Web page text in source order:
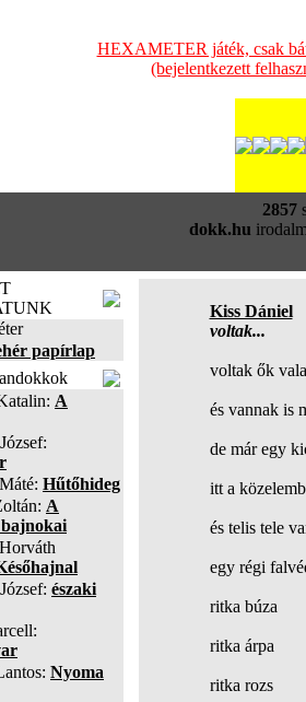
HEXAMETER játék, csak
(bejelentkezett
2857
dokk.hu
papírlap
A
Hűtőhideg
A
északi
Nyoma
Kiss Dániel
voltak...
voltak ők
és vannak is
de már egy
itt a
és telis tele
egy régi
ritka búza
ritka árpa
ritka rozs